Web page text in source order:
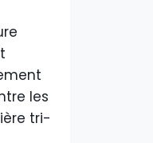
les
tri-